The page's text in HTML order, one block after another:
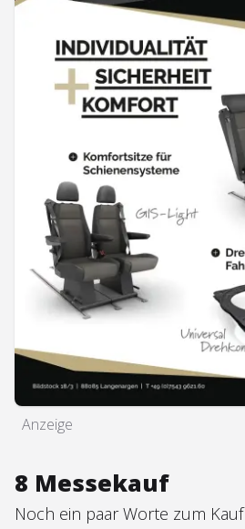
Anzeige
8 Messekauf
Noch ein paar Worte zum